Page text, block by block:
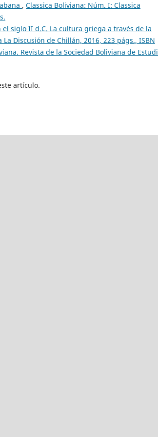
, Classica Boliviana: Núm. I: Classica
siglo II d.C. La cultura griega a través de la
Discusión de Chillán, 2016, 223 págs., ISBN
Revista de la Sociedad Boliviana de
artículo.